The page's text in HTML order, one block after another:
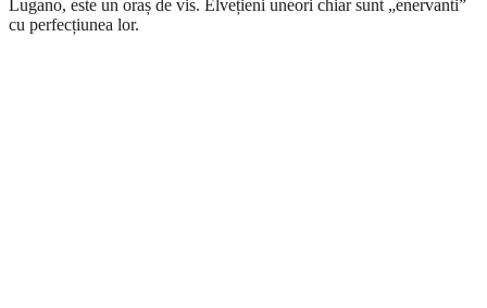
Lugano, este un oraș de vis. Elvețieni uneori chiar sunt „enervanti”
cu perfecțiunea lor.